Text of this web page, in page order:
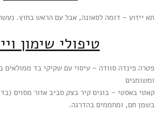
תא ייזוע – דומה לסאונה, אבל עם הראש בחוץ.
טיפולי שימון
פטרה פינדה סוודה – עיסוי עם שקיקי בד
ומשומנים
קאטי באסטי – בונים קיר בצק סביב אזור מסוים
בשמן חם, ומחממים בהדרגה.